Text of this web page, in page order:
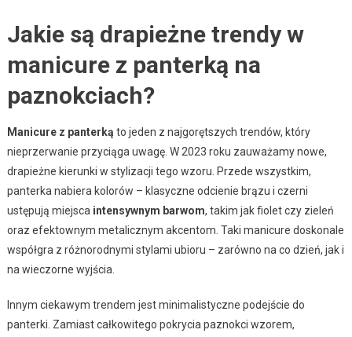
Jakie są drapieżne trendy w
manicure z panterką na
paznokciach?
Manicure z panterką to jeden z najgorętszych trendów, który
nieprzerwanie przyciąga uwagę. W 2023 roku zauważamy nowe,
drapieżne kierunki w stylizacji tego wzoru. Przede wszystkim,
panterka nabiera kolorów – klasyczne odcienie brązu i czerni
ustępują miejsca intensywnym barwom, takim jak fiolet czy zieleń
oraz efektownym metalicznym akcentom. Taki manicure doskonale
współgra z różnorodnymi stylami ubioru – zarówno na co dzień, jak i
na wieczorne wyjścia.
Innym ciekawym trendem jest minimalistyczne podejście do
panterki. Zamiast całkowitego pokrycia paznokci wzorem,